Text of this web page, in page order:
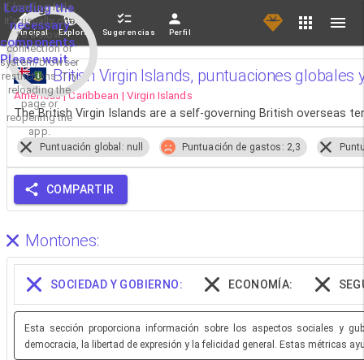
Loading the
necessary
components.
Please wait...
If loading fails,
it's usually due
to a slow
connection or
system/browser
restrictions. Try
reloading the
page or
reopening the
app.
Principal Explorar Sugerencias Perfil
British Virgin Islands, puntuaciones globales
Americas | Caribbean | Virgin Islands
The British Virgin Islands are a self-governing British overseas
Puntuación global: null Puntuación de gastos: 2,3
COMPARTIR
Montones:
SOCIEDAD Y GOBIERNO: ECONOMÍA:
Esta sección proporciona información sobre los aspectos sociales y
democracia, la libertad de expresión y la felicidad general. Estas métricas